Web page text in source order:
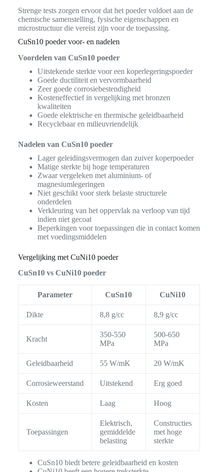
Strenge tests zorgen ervoor dat het poeder voldoet aan de
chemische samenstelling, fysische eigenschappen en
microstructuur die vereist zijn voor de toepassing.
CuSn10 poeder voor- en nadelen
Voordelen van CuSn10 poeder
Uitstekende sterkte voor een koperlegeringspoeder
Goede ductiliteit en vervormbaarheid
Zeer goede corrosiebestendigheid
Kosteneffectief in vergelijking met bronzen
kwaliteiten
Goede elektrische en thermische geleidbaarheid
Recyclebaar en milieuvriendelijk
Nadelen van CuSn10 poeder
Lager geleidingsvermogen dan zuiver koperpoeder
Matige sterkte bij hoge temperaturen
Zwaar vergeleken met aluminium- of
magnesiumlegeringen
Niet geschikt voor sterk belaste structurele
onderdelen
Verkleuring van het oppervlak na verloop van tijd
indien niet gecoat
Beperkingen voor toepassingen die in contact komen
met voedingsmiddelen
Vergelijking met CuNi10 poeder
CuSn10 vs CuNi10 poeder
Parameter CuSn10 CuNi10
Dikte 8,8 g/cc 8,9 g/cc
Kracht
350-550
MPa
500-650
MPa
Geleidbaarheid 55 W/mK 20 W/mK
Corrosieweerstand Uitstekend Erg goed
Kosten Laag Hoog
Toepassingen
Elektrisch,
gemiddelde
belasting
Constructies
met hoge
sterkte
CuSn10 biedt betere geleidbaarheid en kosten